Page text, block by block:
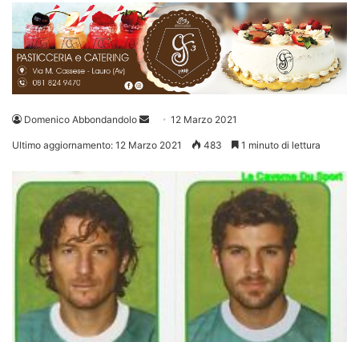
Domenico Abbondandolo
Invia 12 Marzo 2021
Ultimo aggiornamento: 12 Marzo 2021 483 1 minuto di lettura